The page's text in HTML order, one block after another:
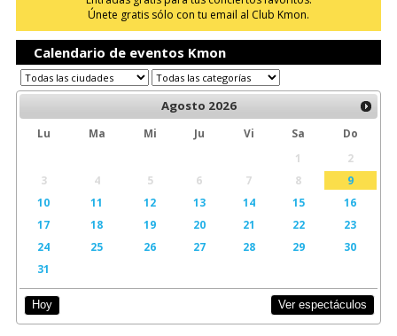
Únete gratis sólo con tu email al Club Kmon.
Calendario de eventos Kmon
Agosto 2026
Lu Ma Mi Ju Vi Sa
Do
1
2
3
4 5 6 7 8
9
10
11 12 13 14 15
16
17
18 19 20 21 22
23
24
25 26 27 28 29
30
31
Hoy Ver espectáculos